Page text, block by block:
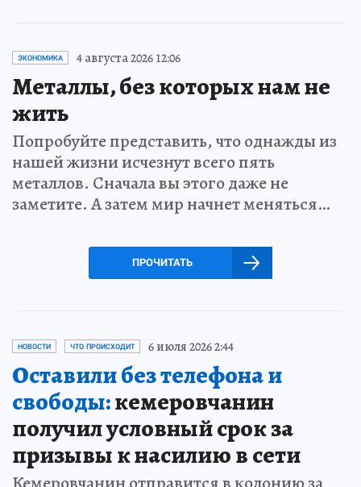
ЭКОНОМИКА 4 августа 2026 12:06
Металлы, без которых нам не
жить
Попробуйте представить, что однажды из
нашей жизни исчезнут всего пять
металлов. Сначала вы этого даже не
заметите. А затем мир начнет меняться…
ПРОЧИТАТЬ
НОВОСТИ ЧТО ПРОИСХОДИТ 6 июля 2026 2:44
Оставили без телефона и
свободы:кемеровчанин
получил условный срок за
призывы к насилию в сети